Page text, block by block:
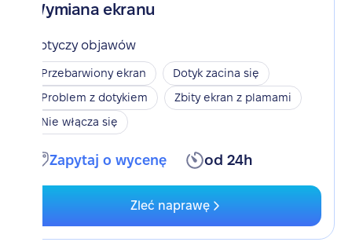
Wymiana ekranu
Dotyczy objawów
Przebarwiony ekran
Dotyk zacina się
Problem z dotykiem
Zbity ekran z plamami
Nie włącza się
Zapytaj o wycenę od 24h
Zleć naprawę